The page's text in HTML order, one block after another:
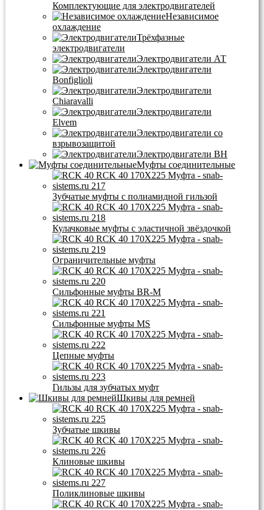
Комплектующие для электродвигателей
Независимое
охлаждение
Трёхфазные
электродвигатели
Электродвигатели АТ
Электродвигатели
Bonfiglioli
Электродвигатели
Chiaravalli
Электродвигатели
Elvem
Электродвигатели со
взрывозащитой
Электродвигатели BH
Муфты соединительные
Зубчатые муфты с полиамидной гильзой
Кулачковые муфты с эластичной звёздочкой
Ограничительные муфты
Сильфонные муфты BR-M
Сильфонные муфты MS
Цепные муфты
Гильзы для зубчатых муфт
Шкивы для ремней
Зубчатые шкивы
Клиновые шкивы
Поликлиновые шкивы